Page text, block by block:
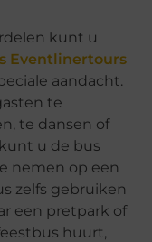
kunt u
Eventlinertours
aandacht.
te
te dansen of
u de bus
nemen op een
zelfs gebruiken
een pretpark of
huurt,